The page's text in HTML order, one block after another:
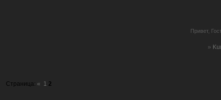
Привет,
»
Страница: « 1 2